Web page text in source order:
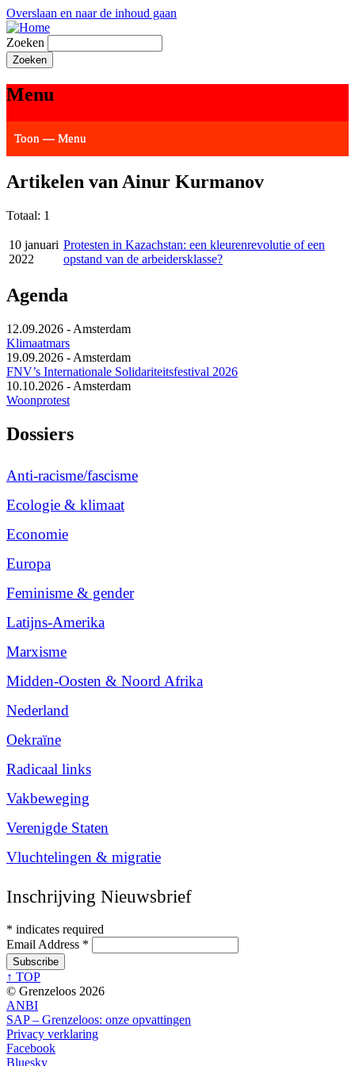
Overslaan en naar de inhoud gaan
Zoeken
Menu
Toon — Menu
Artikelen van Ainur Kurmanov
Totaal: 1
10 januari
2022
Protesten in Kazachstan: een kleurenrevolutie of een
opstand van de arbeidersklasse?
Agenda
12.09.2026 - Amsterdam
Klimaatmars
19.09.2026 - Amsterdam
FNV’s Internationale Solidariteitsfestival 2026
10.10.2026 - Amsterdam
Woonprotest
Dossiers
Anti-racisme/fascisme
Ecologie & klimaat
Economie
Europa
Feminisme & gender
Latijns-Amerika
Marxisme
Midden-Oosten & Noord Afrika
Nederland
Oekraïne
Radicaal links
Vakbeweging
Verenigde Staten
Vluchtelingen & migratie
Inschrijving Nieuwsbrief
* indicates required
Email Address *
↑ TOP
© Grenzeloos 2026
ANBI
SAP – Grenzeloos: onze opvattingen
Privacy verklaring
Facebook
Bluesky